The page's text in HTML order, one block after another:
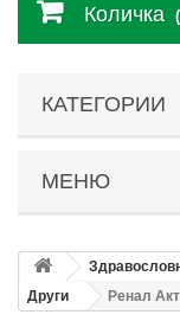
Количка
КАТЕГОРИИ
МЕНЮ
Други
Ренал